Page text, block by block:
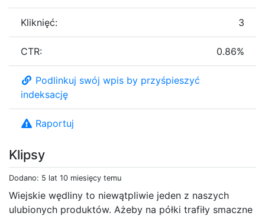
Klipsy
Dodano: 5 lat 10 miesięcy temu
Wiejskie wędliny to niewątpliwie jeden z naszych
ulubionych produktów. Ażeby na półki trafiły smaczne
Kliknięć: 3
CTR: 0.86%
Podlinkuj swój wpis by przyśpieszyć
indeksację
Raportuj